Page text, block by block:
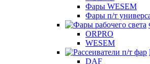
Фары WESEM
Фары п/т
ORPRO
WESEM
DAF